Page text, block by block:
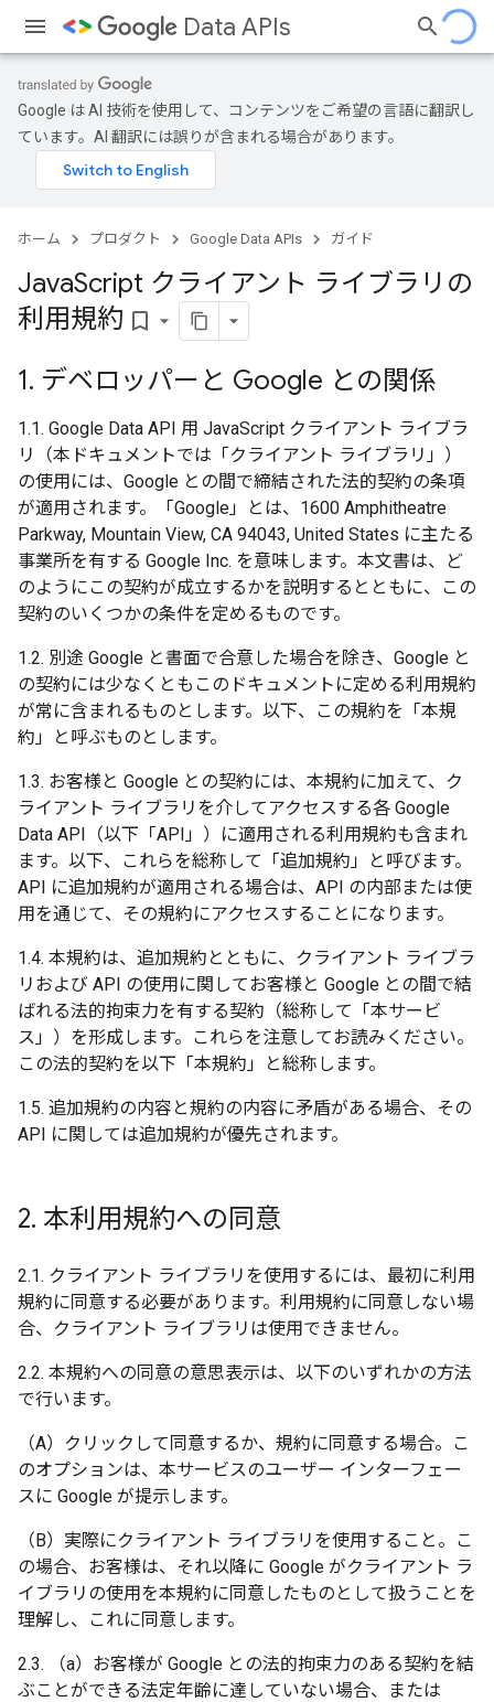
Data APIs
Google は AI 技術を使用して、コンテンツをご希望の言語に翻訳し
ています。AI 翻訳には誤りが含まれる場合があります。
ホーム プロダクト Google Data APIs ガイド
JavaScript クライアント ライブラリの
利用規約 bookmark_border
1. デベロッパーと Google との関係
1.1. Google Data API 用 JavaScript クライアント ライブラ
リ（本ドキュメントでは「クライアント ライブラリ」）
の使用には、Google との間で締結された法的契約の条項
が適用されます。「Google」とは、1600 Amphitheatre
Parkway, Mountain View, CA 94043, United States に主たる
事業所を有する Google Inc. を意味します。本文書は、ど
のようにこの契約が成立するかを説明するとともに、この
契約のいくつかの条件を定めるものです。
1.2. 別途 Google と書面で合意した場合を除き、Google と
の契約には少なくともこのドキュメントに定める利用規約
が常に含まれるものとします。以下、この規約を「本規
約」と呼ぶものとします。
1.3. お客様と Google との契約には、本規約に加えて、ク
ライアント ライブラリを介してアクセスする各 Google
Data API（以下「API」）に適用される利用規約も含まれ
ます。以下、これらを総称して「追加規約」と呼びます。
API に追加規約が適用される場合は、API の内部または使
用を通じて、その規約にアクセスすることになります。
1.4. 本規約は、追加規約とともに、クライアント ライブラ
リおよび API の使用に関してお客様と Google との間で結
ばれる法的拘束力を有する契約（総称して「本サービ
ス」）を形成します。これらを注意してお読みください。
この法的契約を以下「本規約」と総称します。
1.5. 追加規約の内容と規約の内容に矛盾がある場合、その
API に関しては追加規約が優先されます。
2. 本利用規約への同意
2.1. クライアント ライブラリを使用するには、最初に利用
規約に同意する必要があります。利用規約に同意しない場
合、クライアント ライブラリは使用できません。
2.2. 本規約への同意の意思表示は、以下のいずれかの方法
で行います。
（A）クリックして同意するか、規約に同意する場合。こ
のオプションは、本サービスのユーザー インターフェー
スに Google が提示します。
（B）実際にクライアント ライブラリを使用すること。こ
の場合、お客様は、それ以降に Google がクライアント ラ
イブラリの使用を本規約に同意したものとして扱うことを
理解し、これに同意します。
2.3. （a）お客様が Google との法的拘束力のある契約を結
ぶことができる法定年齢に達していない場合、または